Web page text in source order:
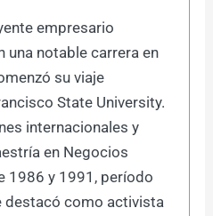
empresario
notable carrera en
su viaje
State University.
internacionales y
en Negocios
1986 y 1991, período
destacó como activista